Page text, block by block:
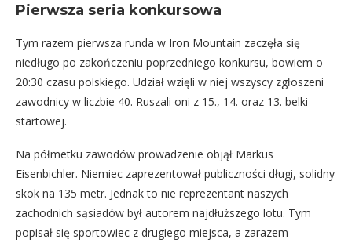
Pierwsza seria konkursowa
Tym razem pierwsza runda w Iron Mountain zaczęła się
niedługo po zakończeniu poprzedniego konkursu, bowiem o
20:30 czasu polskiego. Udział wzięli w niej wszyscy zgłoszeni
zawodnicy w liczbie 40. Ruszali oni z 15., 14. oraz 13. belki
startowej.
Na półmetku zawodów prowadzenie objął Markus
Eisenbichler. Niemiec zaprezentował publiczności długi, solidny
skok na 135 metr. Jednak to nie reprezentant naszych
zachodnich sąsiadów był autorem najdłuższego lotu. Tym
popisał się sportowiec z drugiego miejsca, a zarazem